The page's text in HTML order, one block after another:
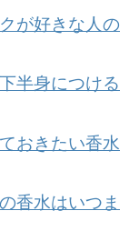
が好きな人の
半身につける
おきたい香水
香水はいつま